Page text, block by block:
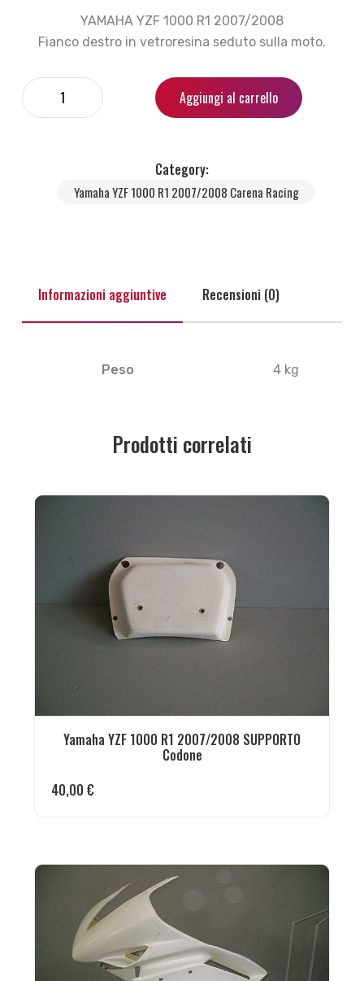
YAMAHA YZF 1000 R1 2007/2008
Fianco destro in vetroresina seduto sulla moto.
Aggiungi al carrello
Category:
Yamaha YZF 1000 R1 2007/2008 Carena Racing
Informazioni aggiuntive Recensioni (0)
Peso 4 kg
Prodotti correlati
Yamaha YZF 1000 R1 2007/2008 SUPPORTO
Codone
40,00 €